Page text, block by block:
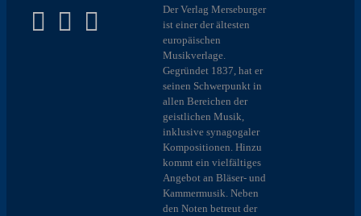
Der Verlag Merseburger
ist einer der ältesten
europäischen
Musikverlage.
Gegründet 1837, hat er
seinen Schwerpunkt in
allen Bereichen der
geistlichen Musik,
inklusive synagogaler
Kompositionen. Hinzu
kommt ein vielfältiges
Angebot an Bläser- und
Kammermusik. Neben
den Noten betreut der